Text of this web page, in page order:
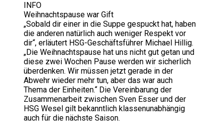
INFO
Weihnachtspause war Gift
„Sobald dir einer in die Suppe gespuckt hat, haben
die anderen natürlich auch weniger Respekt vor
dir“, erläutert HSG-Geschäftsführer Michael Hillig.
„Die Weihnachtspause hat uns nicht gut getan und
diese zwei Wochen Pause werden wir sicherlich
überdenken. Wir müssen jetzt gerade in der
Abwehr wieder mehr tun, aber das war auch
Thema der Einheiten.“ Die Vereinbarung der
Zusammenarbeit zwischen Sven Esser und der
HSG Wesel gilt bekanntlich klassenunabhängig
auch für die nächste Saison.